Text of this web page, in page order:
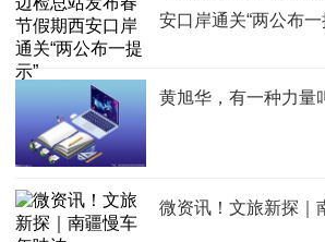
安口岸通关“两公布一
黄旭华，有一种力量
微资讯！文旅新探｜